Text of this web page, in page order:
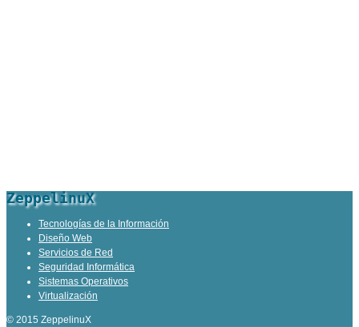
ZeppelinuX
Tecnologías de la Información
Diseño Web
Servicios de Red
Seguridad Informática
Sistemas Operativos
Virtualización
© 2015 ZeppelinuX